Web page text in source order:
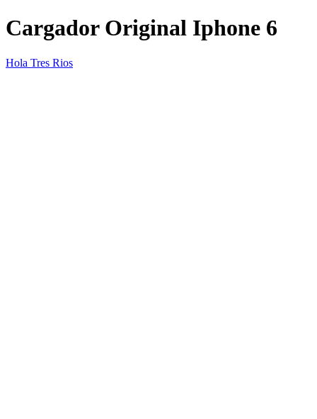
Cargador Original Iphone 6
Hola Tres Rios